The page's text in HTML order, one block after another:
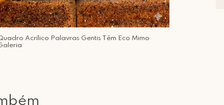
Acrílico Palavras Gentis Têm Eco Mimo